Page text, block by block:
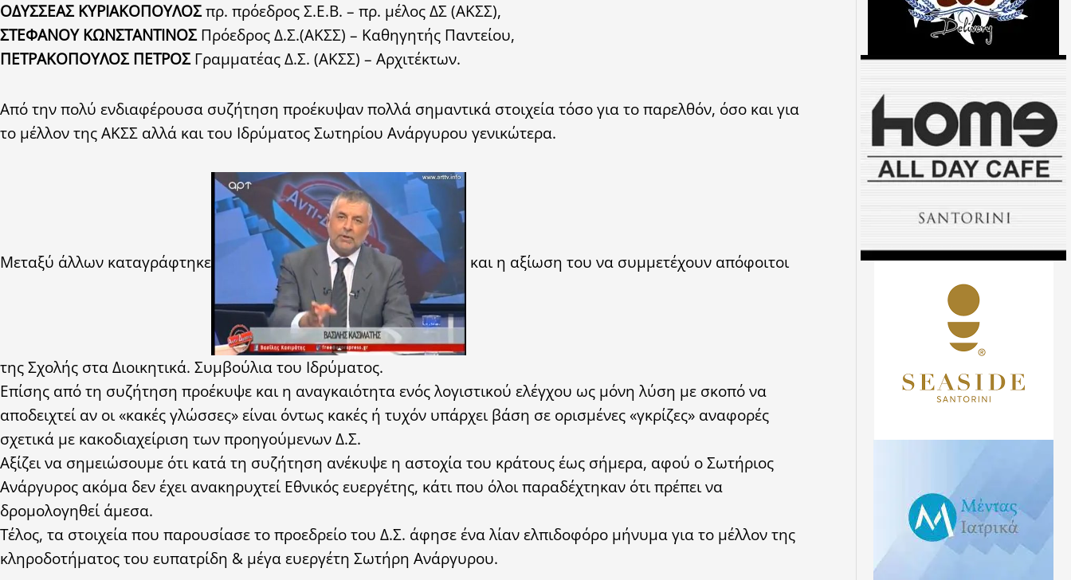
ΟΔΥΣΣΕΑΣ ΚΥΡΙΑΚΟΠΟΥΛΟΣπρ. πρόεδρος Σ.Ε.Β. – πρ. μέλος ΔΣ (ΑΚΣΣ),
ΣΤΕΦΑΝΟΥ ΚΩΝΣΤΑΝΤΙΝΟΣΠρόεδρος Δ.Σ.(ΑΚΣΣ) – Καθηγητής Παντείου,
ΠΕΤΡΑΚΟΠΟΥΛΟΣ ΠΕΤΡΟΣΓραμματέας Δ.Σ. (ΑΚΣΣ) – Αρχιτέκτων.
Από την πολύ ενδιαφέρουσα συζήτηση προέκυψαν πολλά σημαντικά στοιχεία τόσο για το παρελθόν, όσο και για
το μέλλον της ΑΚΣΣ αλλά και του Ιδρύματος Σωτηρίου Ανάργυρου γενικώτερα.
Μεταξύ άλλων καταγράφτηκε και η αξίωση του να συμμετέχουν απόφοιτοι
της Σχολής στα Διοικητικά. Συμβούλια του Ιδρύματος.
Επίσης από τη συζήτηση προέκυψε και η αναγκαιότητα ενός λογιστικού ελέγχου ως μόνη λύση με σκοπό να
αποδειχτεί αν οι «κακές γλώσσες» είναι όντως κακές ή τυχόν υπάρχει βάση σε ορισμένες «γκρίζες» αναφορές
σχετικά με κακοδιαχείριση των προηγούμενων Δ.Σ.
Αξίζει να σημειώσουμε ότι κατά τη συζήτηση ανέκυψε η αστοχία του κράτους έως σήμερα, αφού ο Σωτήριος
Ανάργυρος ακόμα δεν έχει ανακηρυχτεί Εθνικός ευεργέτης, κάτι που όλοι παραδέχτηκαν ότι πρέπει να
δρομολογηθεί άμεσα.
Τέλος, τα στοιχεία που παρουσίασε το προεδρείο του Δ.Σ. άφησε ένα λίαν ελπιδοφόρο μήνυμα για το μέλλον της
κληροδοτήματος του ευπατρίδη & μέγα ευεργέτη Σωτήρη Ανάργυρου.